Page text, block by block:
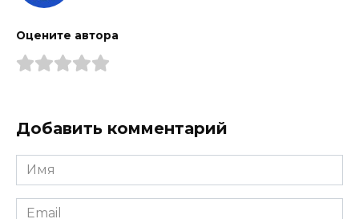
Оцените автора
Добавить комментарий
Имя
*
Email